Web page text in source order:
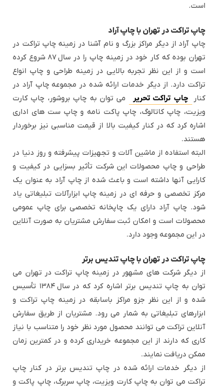
است.
چاپ تراکت در تهران با چاپ آراد
چاپ آراد از دیگر مراکز بزرگ و نام آشنا در زمینه چاپ تراکت در
تهران بوده که کار خود در زمینه چاپ را در سال ۸۷ شروع کرده
است و از این نظر تجربه بالایی در زمینه طراحی و چاپ انواع
تراکت دارد. از دیگر خدمات ارائه شده در مجموعه چاپ آراد در
کنار
چاپ تراکت تحریر
می توان به چاپ بروشور، چاپ کارت
ویزیت، چاپ کاتالوگ، چاپ پاکت نامه و چاپ ست های اداری
اشاره کرد که در کنار کیفیت بالا از قیمت مناسبی نیز برخوردار
هستند.
البته استفاده از ماشین آلات و تجهیزات پیشرفته و روز دنیا در
طراحی و چاپ محصولات این شرکت تأثیر بسزایی در کیفیت و
کارایی آنها داشته است و باعث شده از چاپ آراد به عنوان یک
مرکز تخصصی و حرفه ای در زمینه چاپ ابزارآلات تبلیغاتی یاد
شود. چاپ آراد دارای یک چاپخانه تخصصی برای چاپ عمومی
محصولات است و امکان ثبت سفارش مشتریان به صورت آنلاین
در این مجموعه وجود دارد.
چاپ تراکت در تهران با چاپ تندیس برتر
از دیگر شرکت های مشهور در زمینه چاپ تراکت در تهران می
توان به چاپ تندیس برتر اشاره کرد که در سال ۱۳۸۴ تأسیس
شده و از این نظر جزو مراکز باسابقه در زمینه چاپ تراکت و
ابزارهای تبلیغاتی به شمار می رود. مشتریان از طریق سفارش
آنلاین تراکت می توانند محصول مورد نظر خود را متناسب با نیاز
کاری که دارند از این مجموعه خریداری کرده و در کمترین زمان
ممکن دریافت نمایند.
از دیگر خدمات ارائه شده در چاپ تندیس برتر در کنار چاپ
تراکت می توان به چاپ کارت ویزیت، چاپ سربرگ، چاپ پاکت و